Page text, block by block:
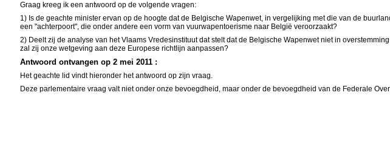
Graag kreeg ik een antwoord op de volgende vragen:
1) Is de geachte minister ervan op de hoogte dat de Belgische Wapenwet, in vergelijking met die van de
een "achterpoort", die onder andere een vorm van vuurwapentoerisme naar België veroorzaakt?
2) Deelt zij de analyse van het Vlaams Vredesinstituut dat stelt dat de Belgische Wapenwet niet in
zal zij onze wetgeving aan deze Europese richtlijn aanpassen?
Antwoord ontvangen op 2 mei 2011 :
Het geachte lid vindt hieronder het antwoord op zijn vraag.
Deze parlementaire vraag valt niet onder onze bevoegdheid, maar onder de bevoegdheid van de Federale